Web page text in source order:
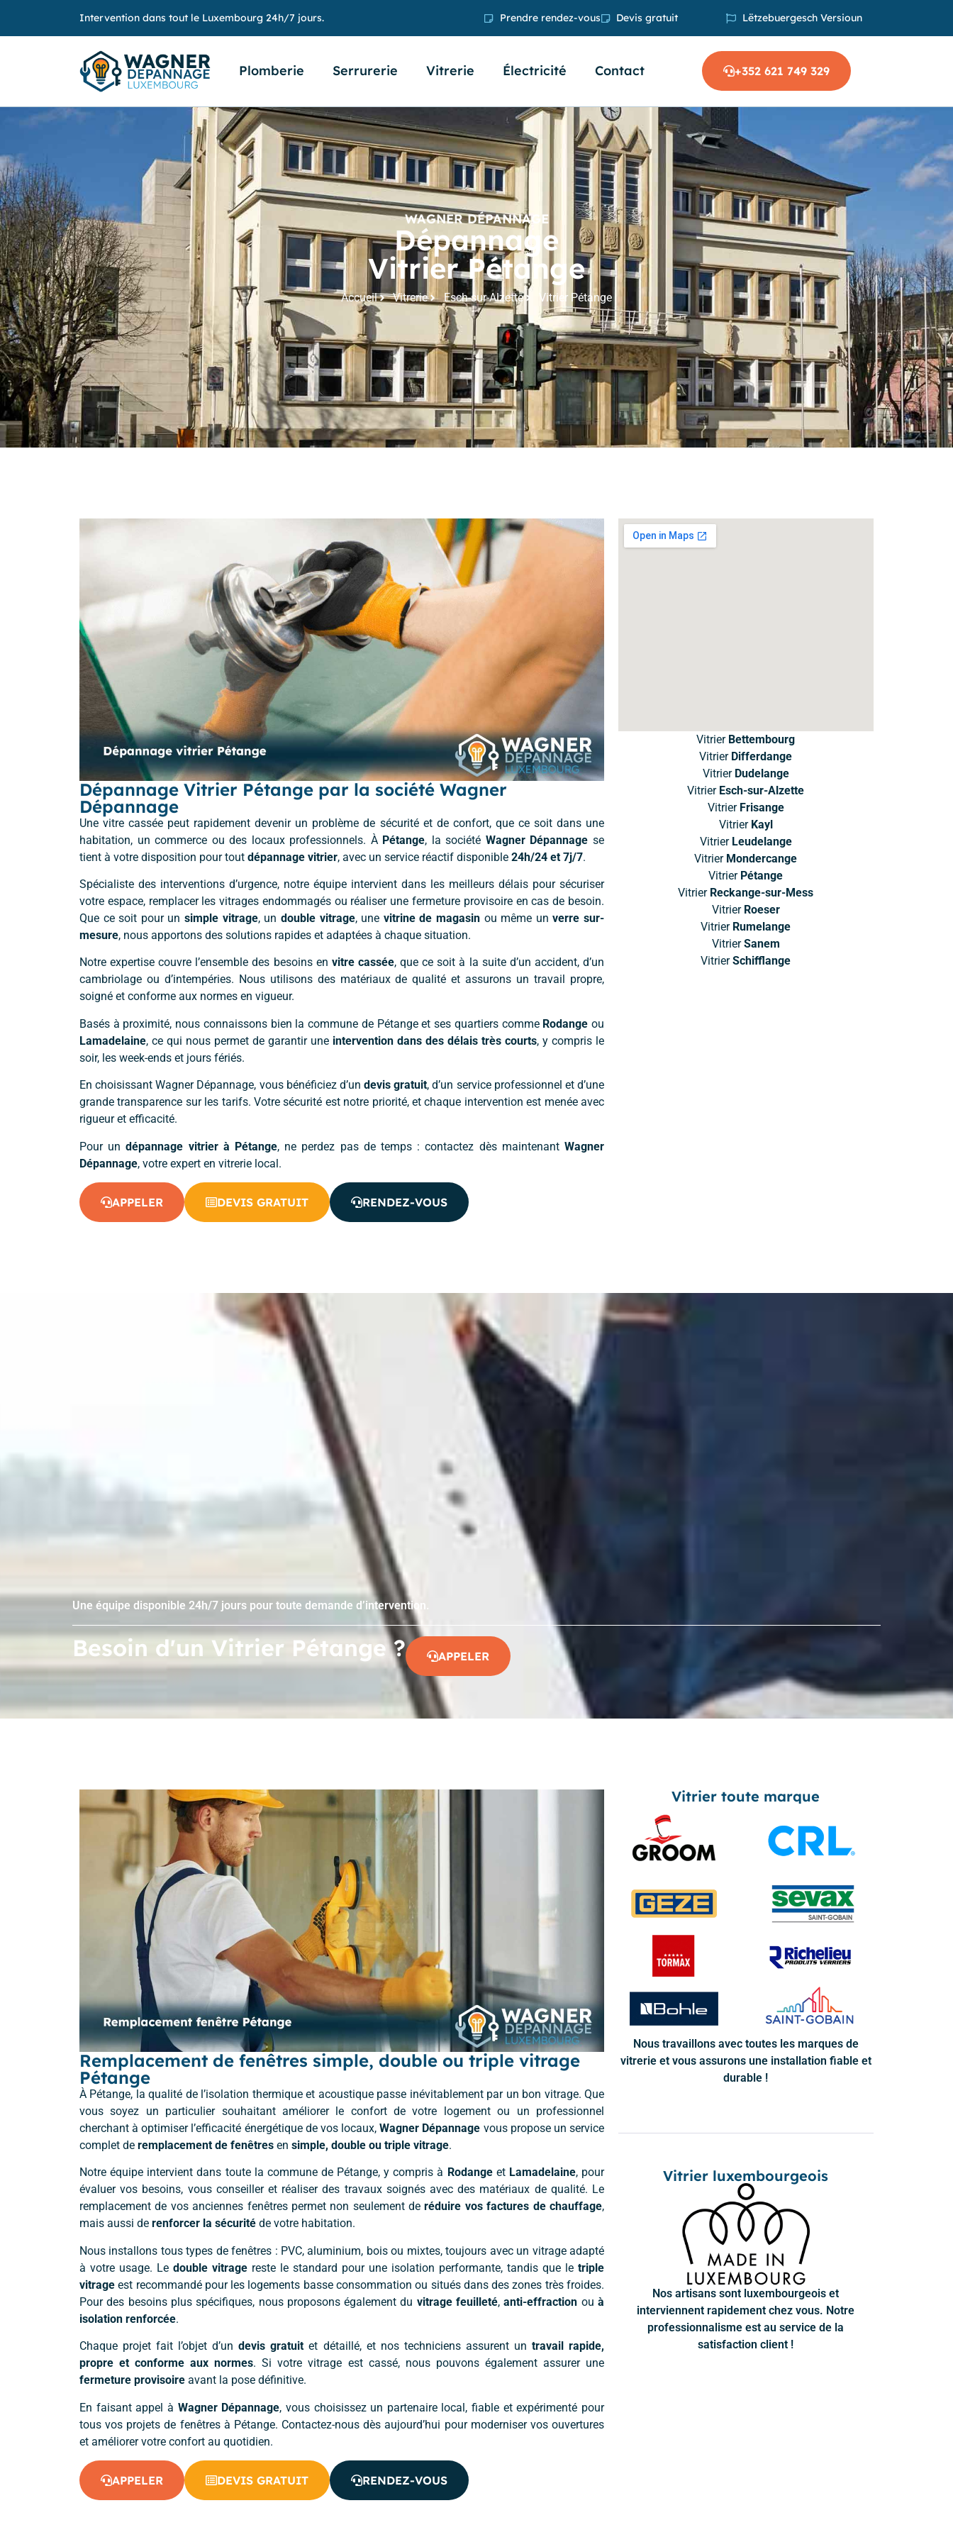
Intervention dans tout le Luxembourg 24h/7 jours. Prendre rendez-vous Devis gratuit Lëtzebuergesch Versioun
Plomberie Serrurerie Vitrerie Électricité Contact +352 621 749 329
WAGNER DÉPANNAGE
Dépannage
Vitrier Pétange
Accueil Vitrerie Esch-sur-Alzette Vitrier Pétange
Dépannage Vitrier Pétange par la société Wagner
Dépannage
Une vitre cassée peut rapidement devenir un problème de sécurité et de confort, que ce soit dans une
habitation, un commerce ou des locaux professionnels. À Pétange, la société Wagner Dépannage se
tient à votre disposition pour tout dépannage vitrier, avec un service réactif disponible 24h/24 et 7j/7.
Spécialiste des interventions d’urgence, notre équipe intervient dans les meilleurs délais pour sécuriser
votre espace, remplacer les vitrages endommagés ou réaliser une fermeture provisoire en cas de besoin.
Que ce soit pour unsimple vitrage, un double vitrage, une vitrine de magasin ou même unverre sur-
mesure, nous apportons des solutions rapides et adaptées à chaque situation.
Notre expertise couvre l’ensemble des besoins en vitre cassée, que ce soit à la suite d’un accident, d’un
cambriolage ou d’intempéries. Nous utilisons des matériaux de qualité et assurons un travail propre,
soigné et conforme aux normes en vigueur.
Basés à proximité, nous connaissons bien la commune de Pétange et ses quartiers comme Rodange ou
Lamadelaine, ce qui nous permet de garantir une intervention dans des délais très courts, y compris le
soir, les week-ends et jours fériés.
En choisissant Wagner Dépannage, vous bénéficiez d’undevis gratuit, d’un service professionnel et d’une
grande transparence sur les tarifs. Votre sécurité est notre priorité, et chaque intervention est menée avec
rigueur et efficacité.
Pour undépannage vitrier à Pétange, ne perdez pas de temps : contactez dès maintenantWagner
Dépannage, votre expert en vitrerie local.
APPELER DEVIS GRATUIT RENDEZ-VOUS
Vitrier Bettembourg
Vitrier Differdange
Vitrier Dudelange
Vitrier Esch-sur-Alzette
Vitrier Frisange
Vitrier Kayl
Vitrier Leudelange
Vitrier Mondercange
Vitrier Pétange
Vitrier Reckange-sur-Mess
Vitrier Roeser
Vitrier Rumelange
VitrierSanem
VitrierSchifflange
Une équipe disponible 24h/7 jours pour toute demande d’intervention.
Besoin d'un Vitrier Pétange ? APPELER
Remplacement de fenêtres simple, double ou triple vitrage
Pétange
À Pétange, la qualité de l’isolation thermique et acoustique passe inévitablement par un bon vitrage. Que
vous soyez un particulier souhaitant améliorer le confort de votre logement ou un professionnel
cherchant à optimiser l’efficacité énergétique de vos locaux,Wagner Dépannage vous propose un service
complet de remplacement de fenêtres en simple, double ou triple vitrage.
Notre équipe intervient dans toute la commune de Pétange, y compris à Rodangeet Lamadelaine, pour
évaluer vos besoins, vous conseiller et réaliser des travaux soignés avec des matériaux de qualité. Le
remplacement de vos anciennes fenêtres permet non seulement deréduire vos factures de chauffage,
mais aussi de renforcer la sécurité de votre habitation.
Nous installons tous types de fenêtres : PVC, aluminium, bois ou mixtes, toujours avec un vitrage adapté
à votre usage. Le double vitrage reste le standard pour une isolation performante, tandis que le triple
vitrage est recommandé pour les logements basse consommation ou situés dans des zones très froides.
Pour des besoins plus spécifiques, nous proposons également du vitrage feuilleté,anti-effraction ouà
isolation renforcée.
Chaque projet fait l’objet d’undevis gratuit et détaillé, et nos techniciens assurent un travail rapide,
propre et conforme aux normes. Si votre vitrage est cassé, nous pouvons également assurer une
fermeture provisoire avant la pose définitive.
En faisant appel à Wagner Dépannage, vous choisissez un partenaire local, fiable et expérimenté pour
tous vos projets de fenêtres à Pétange. Contactez-nous dès aujourd’hui pour moderniser vos ouvertures
et améliorer votre confort au quotidien.
APPELER DEVIS GRATUIT RENDEZ-VOUS
Vitrier toute marque
Nous travaillons avec toutes les marques de
vitrerie et vous assurons une installation fiable et
durable !
Vitrier luxembourgeois
Nos artisans sont luxembourgeois et
interviennent rapidement chez vous. Notre
professionnalisme est au service de la
satisfaction client !